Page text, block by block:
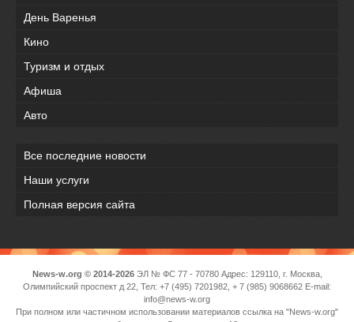
День Варенья
Кино
Туризм и отдых
Афиша
Авто
Все последние новости
Наши услуги
Полная версия сайта
News-w.org © 2014-2026ЭЛ № ФС 77 - 70780 Адрес: 129110, г. Москва,
Олимпийский проспект д 22, Тел: +7 (495) 7201982, + 7 (985) 9068662 E-mail:
info@news-w.org
При полном или частичном использовании материалов ссылка на "News-w.org"